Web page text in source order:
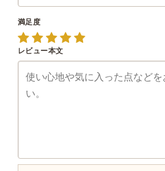
満足度
レビュー本文